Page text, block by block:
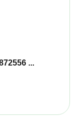
...